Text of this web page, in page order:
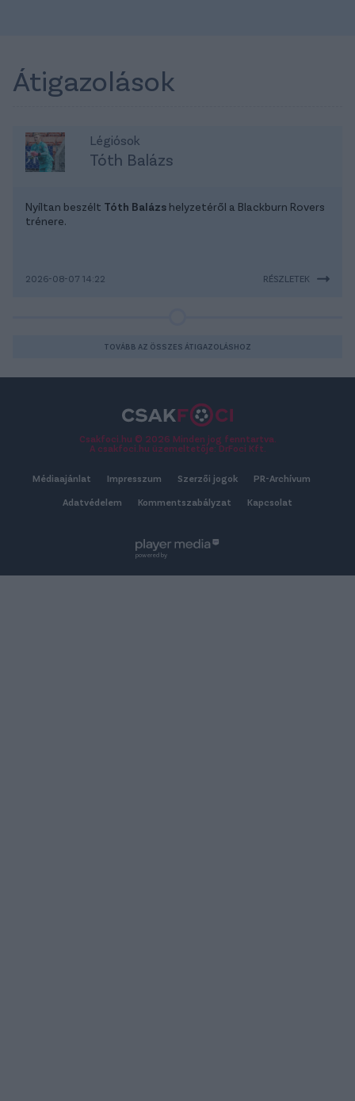
Átigazolások
Légiósok
Tóth Balázs
Nyíltan beszélt Tóth Balázs helyzetéről a Blackburn Rovers
trénere.
2026-08-07 14:22 RÉSZLETEK
TOVÁBB AZ ÖSSZES ÁTIGAZOLÁSHOZ
Csakfoci.hu © 2026 Minden jog fenntartva.
A csakfoci.hu üzemeltetője: DrFoci Kft.
Médiaajánlat Impresszum Szerzői jogok PR-Archívum
Adatvédelem Kommentszabályzat Kapcsolat
powered by